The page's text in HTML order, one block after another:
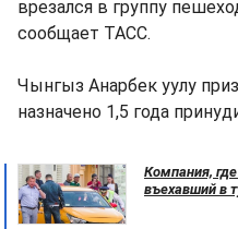
врезался в группу
сообщает ТАСС.
Чынгыз Анарбек уулу
назначено 1,5 года
Компания,
въехавший в